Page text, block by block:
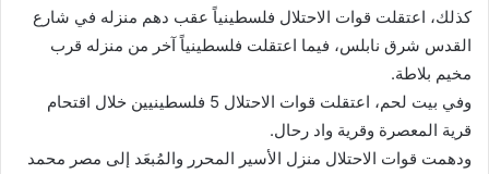
كذلك، اعتقلت قوات الاحتلال فلسطينياً عقب دهم منزله في شارع
القدس شرق نابلس، فيما اعتقلت فلسطينياً آخر من منزله قرب
مخيم بلاطة.
وفي بيت لحم، اعتقلت قوات الاحتلال 5 فلسطينيين خلال اقتحام
قرية المعصرة وقرية واد رحال.
ودهمت قوات الاحتلال منزل الأسير المحرر والمُبعَد إلى مصر محمد